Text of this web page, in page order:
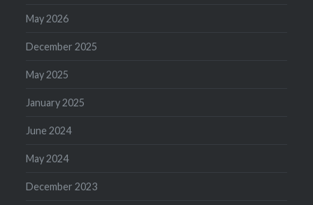
May 2026
December 2025
May 2025
January 2025
June 2024
May 2024
December 2023